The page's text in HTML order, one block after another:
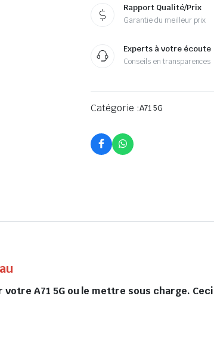
Rapport Qualité/Prix
Garantie du meilleur prix
Experts à votre écoute
Conseils en transparences
Catégorie :A71 5G
A71 5G ou le mettre sous charge.